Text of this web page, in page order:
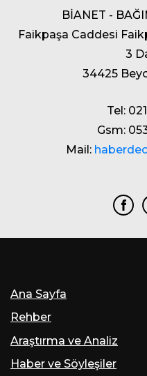
BİANET -
Faikpaşa Caddesi
3
34425
Tel:
Gsm:
Mail:
Ana Sayfa
Rehber
Araştırma ve Analiz
Haber ve Söyleşiler